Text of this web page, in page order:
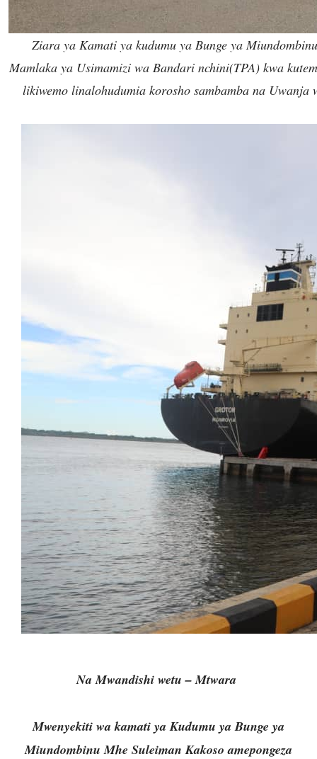
Ziara ya Kamati ya kudumu ya Bunge ya
Mamlaka ya Usimamizi wa Bandari nchini(TPA) kwa
likiwemo linalohudumia korosho sambamba na
Na Mwandishi wetu – Mtwara
Mwenyekiti wa kamati ya Kudumu ya Bunge ya
Miundombinu Mhe Suleiman Kakoso amepongeza